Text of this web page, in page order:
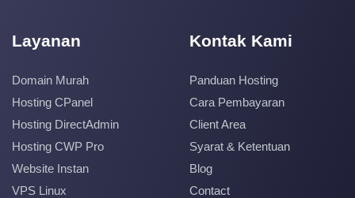
Layanan
Domain Murah
Hosting CPanel
Hosting DirectAdmin
Hosting CWP Pro
Website Instan
VPS Linux
Kontak Kami
Panduan Hosting
Cara Pembayaran
Client Area
Syarat & Ketentuan
Blog
Contact